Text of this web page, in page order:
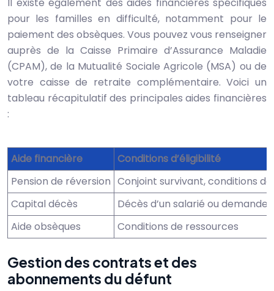
Il existe également des aides financières spécifiques
pour les familles en difficulté, notamment pour le
paiement des obsèques. Vous pouvez vous renseigner
auprès de la Caisse Primaire d’Assurance Maladie
(CPAM), de la Mutualité Sociale Agricole (MSA) ou de
votre caisse de retraite complémentaire. Voici un
tableau récapitulatif des principales aides financières
:
Aide financière
Conditions d’éligibilité
Pension de réversion Conjoint survivant, conditions
Capital décès
Décès d’un salarié ou
Aide obsèques
Conditions de ressources
Gestion des contrats et des
abonnements du défunt